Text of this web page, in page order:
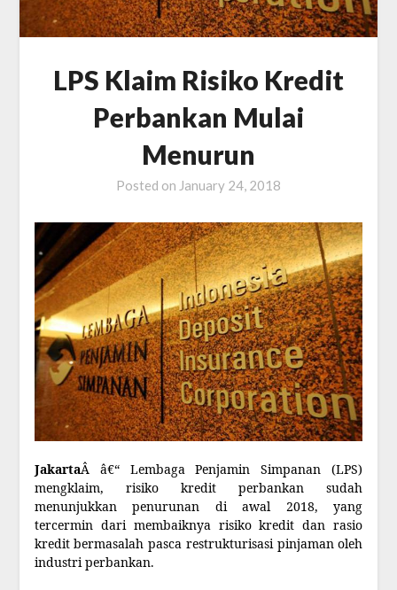
LPS Klaim Risiko Kredit
Perbankan Mulai
Menurun
Posted on January 24, 2018
JakartaÂ â€“ Lembaga Penjamin Simpanan (LPS)
mengklaim, risiko kredit perbankan sudah
menunjukkan penurunan di awal 2018, yang
tercermin dari membaiknya risiko kredit dan rasio
kredit bermasalah pasca restrukturisasi pinjaman oleh
industri perbankan.